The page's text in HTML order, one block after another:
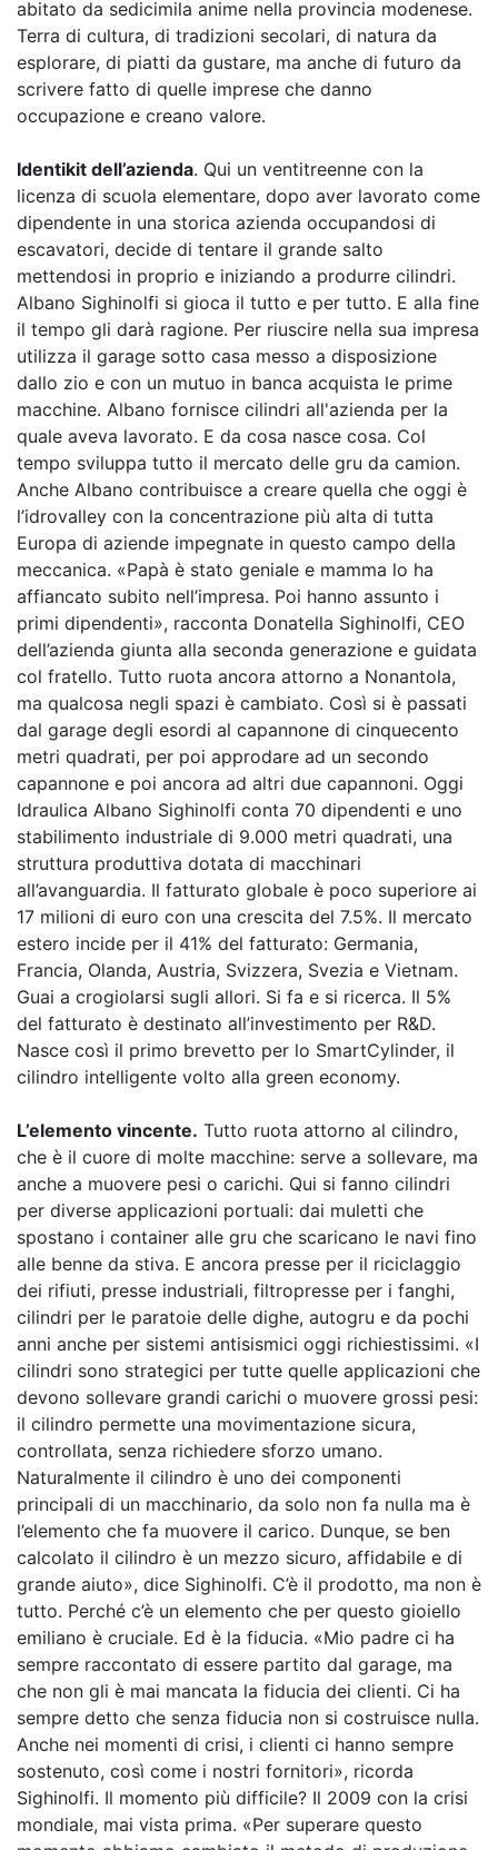
abitato da sedicimila anime nella provincia modenese.
Terra di cultura, di tradizioni secolari, di natura da
esplorare, di piatti da gustare, ma anche di futuro da
scrivere fatto di quelle imprese che danno
occupazione e creano valore.
Identikit dell’azienda. Qui un ventitreenne con la
licenza di scuola elementare, dopo aver lavorato come
dipendente in una storica azienda occupandosi di
escavatori, decide di tentare il grande salto
mettendosi in proprio e iniziando a produrre cilindri.
Albano Sighinolfi si gioca il tutto e per tutto. E alla fine
il tempo gli darà ragione. Per riuscire nella sua impresa
utilizza il garage sotto casa messo a disposizione
dallo zio e con un mutuo in banca acquista le prime
macchine. Albano fornisce cilindri all'azienda per la
quale aveva lavorato. E da cosa nasce cosa. Col
tempo sviluppa tutto il mercato delle gru da camion.
Anche Albano contribuisce a creare quella che oggi è
l’idrovalley con la concentrazione più alta di tutta
Europa di aziende impegnate in questo campo della
meccanica. «Papà è stato geniale e mamma lo ha
affiancato subito nell’impresa. Poi hanno assunto i
primi dipendenti», racconta Donatella Sighinolfi, CEO
dell’azienda giunta alla seconda generazione e guidata
col fratello. Tutto ruota ancora attorno a Nonantola,
ma qualcosa negli spazi è cambiato. Così si è passati
dal garage degli esordi al capannone di cinquecento
metri quadrati, per poi approdare ad un secondo
capannone e poi ancora ad altri due capannoni. Oggi
Idraulica Albano Sighinolfi conta 70 dipendenti e uno
stabilimento industriale di 9.000 metri quadrati, una
struttura produttiva dotata di macchinari
all’avanguardia. Il fatturato globale è poco superiore ai
17 milioni di euro con una crescita del 7.5%. Il mercato
estero incide per il 41% del fatturato: Germania,
Francia, Olanda, Austria, Svizzera, Svezia e Vietnam.
Guai a crogiolarsi sugli allori. Si fa e si ricerca. Il 5%
del fatturato è destinato all’investimento per R&D.
Nasce così il primo brevetto per lo SmartCylinder, il
cilindro intelligente volto alla green economy.
L’elemento vincente. Tutto ruota attorno al cilindro,
che è il cuore di molte macchine: serve a sollevare, ma
anche a muovere pesi o carichi. Qui si fanno cilindri
per diverse applicazioni portuali: dai muletti che
spostano i container alle gru che scaricano le navi fino
alle benne da stiva. E ancora presse per il riciclaggio
dei rifiuti, presse industriali, filtropresse per i fanghi,
cilindri per le paratoie delle dighe, autogru e da pochi
anni anche per sistemi antisismici oggi richiestissimi. «I
cilindri sono strategici per tutte quelle applicazioni che
devono sollevare grandi carichi o muovere grossi pesi:
il cilindro permette una movimentazione sicura,
controllata, senza richiedere sforzo umano.
Naturalmente il cilindro è uno dei componenti
principali di un macchinario, da solo non fa nulla ma è
l’elemento che fa muovere il carico. Dunque, se ben
calcolato il cilindro è un mezzo sicuro, affidabile e di
grande aiuto», dice Sighinolfi. C’è il prodotto, ma non è
tutto. Perché c’è un elemento che per questo gioiello
emiliano è cruciale. Ed è la fiducia. «Mio padre ci ha
sempre raccontato di essere partito dal garage, ma
che non gli è mai mancata la fiducia dei clienti. Ci ha
sempre detto che senza fiducia non si costruisce nulla.
Anche nei momenti di crisi, i clienti ci hanno sempre
sostenuto, così come i nostri fornitori», ricorda
Sighinolfi. Il momento più difficile? Il 2009 con la crisi
mondiale, mai vista prima. «Per superare questo